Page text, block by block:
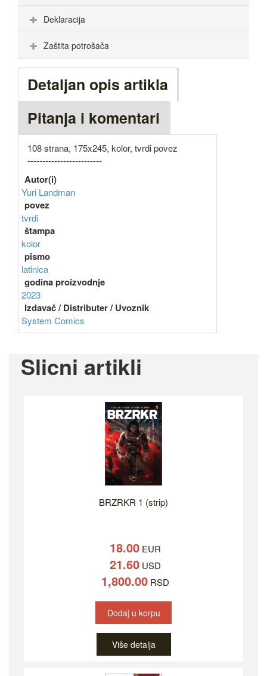
Deklaracija
Zaštita potrošača
Detaljan opis artikla
Pitanja i komentari
108 strana, 175x245, kolor, tvrdi povez
-------------------------
Autor(i)
Yuri Landman
povez
tvrdi
štampa
kolor
pismo
latinica
godina proizvodnje
2023
Izdavač / Distributer / Uvoznik
System Comics
Slicni artikli
BRZRKR 1 (strip)
18.00EUR
21.60USD
1,800.00RSD
Dodaj u korpu
Više detalja